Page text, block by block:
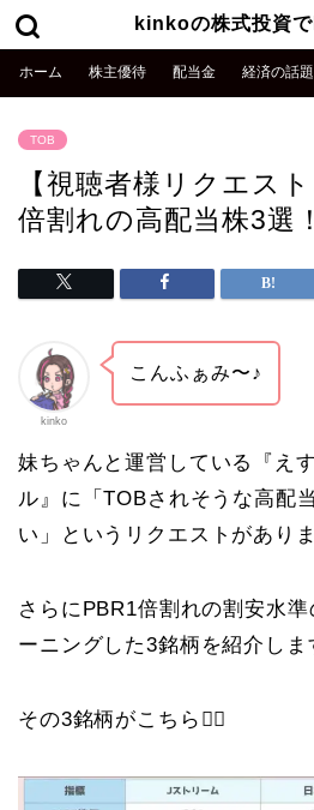
kinkoの株式投資
ホーム 株主優待 配当金 経済の話題
TOB
【視聴者様リクエス
倍割れの高配当株3選！
kinko
こんふぁみ〜♪
妹ちゃんと運営している『え
ル』に「TOBされそうな高配
い」というリクエストがあり
さらにPBR1倍割れの割安水
ーニングした3銘柄を紹介しま
その3銘柄がこちら💁‍♀️